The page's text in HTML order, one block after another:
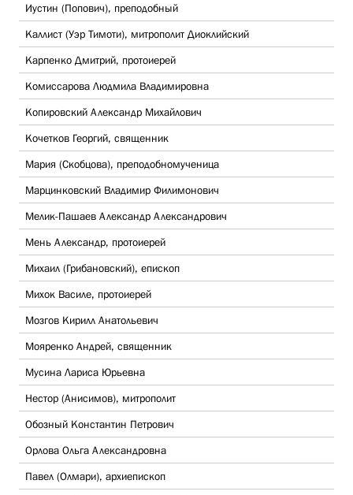
Иустин (Попович), преподобный
Каллист (Уэр Тимоти), митрополит Диоклийский
Карпенко Дмитрий, протоиерей
Комиссарова Людмила Владимировна
Копировский Александр Михайлович
Кочетков Георгий, священник
Мария (Скобцова), преподобномученица
Марцинковский Владимир Филимонович
Мелик-Пашаев Александр Александрович
Мень Александр, протоиерей
Михаил (Грибановский), епископ
Михок Василе, протоиерей
Мозгов Кирилл Анатольевич
Мояренко Андрей, священник
Мусина Лариса Юрьевна
Нестор (Анисимов), митрополит
Обозный Константин Петрович
Орлова Ольга Александровна
Павел (Олмари), архиепископ